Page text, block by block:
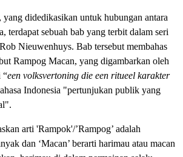
didedikasikan untuk hubungan antara
terdapat sebuah bab yang terbit dalam seri
Nieuwenhuys. Bab tersebut membahas
Rampog Macan, yang digambarkan oleh
“een volksvertoning die een ritueel karakter
Indonesia "pertunjukan publik yang
arti 'Rampok'/’Rampog’ adalah
dan ‘Macan’ berarti harimau atau macan